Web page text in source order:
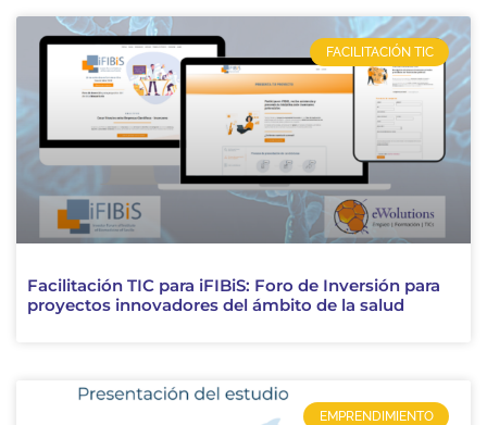
FACILITACIÓN TIC
Facilitación TIC para iFIBiS: Foro de Inversión para
proyectos innovadores del ámbito de la salud
EMPRENDIMIENTO